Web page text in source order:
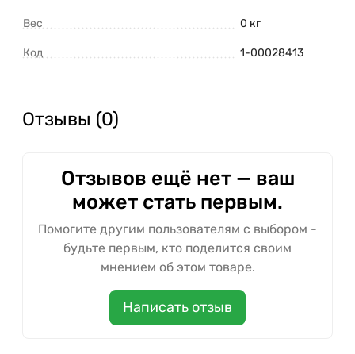
Вес 0 кг
Код 1-00028413
Отзывы (0)
Отзывов ещё нет — ваш
может стать первым.
Помогите другим пользователям с выбором -
будьте первым, кто поделится своим
мнением об этом товаре.
Написать отзыв